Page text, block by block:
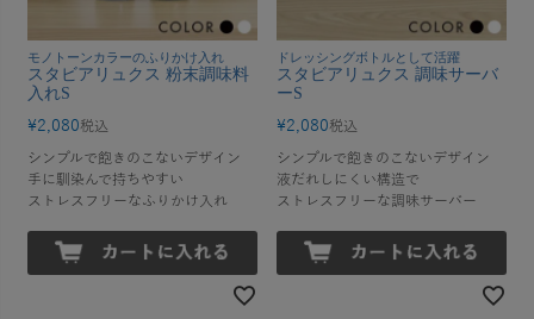
モノトーンカラーのふりかけ入れ
スタビアリュクス 粉末調味料
入れS
¥2,080税込
シンプルで飽きのこないデザイン
手に馴染んで持ちやすい
ストレスフリーなふりかけ入れ
ドレッシングボトルとして活躍
スタビアリュクス 調味サーバ
ーS
¥2,080税込
シンプルで飽きのこないデザイン
液だれしにくい構造で
ストレスフリーな調味サーバー